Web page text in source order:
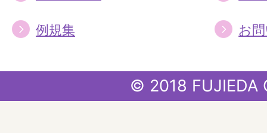
例規集 お
© 2018 FUJIEDA